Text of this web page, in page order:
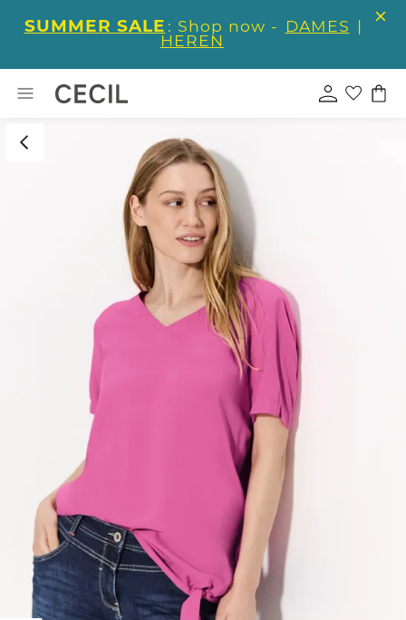
SUMMER SALE : Shop now - DAMES |
HEREN